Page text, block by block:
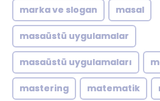
marka ve slogan masal
masaüstü uygulamalar
masaüstü uygulamaları
mastering matematik